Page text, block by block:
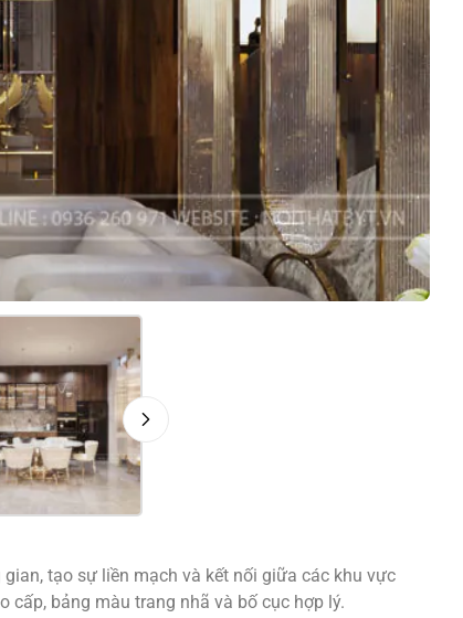
tạo sự liền mạch và kết nối giữa các khu vực
cấp, bảng màu trang nhã và bố cục hợp lý.